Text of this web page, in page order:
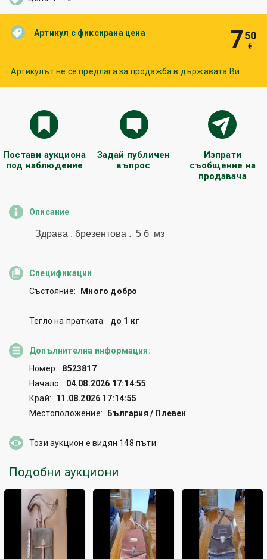
Артикул с фиксирана цена 750
€
Артикулът не се предлага за продажба в държавата Ви.
Постави аукциона
под наблюдение
Задай публичен
въпрос
Изпрати
съобщение на
продавача
Описание
Спецификации
Състояние:
Много добро
Тегло на пратката: до 1 кг
Допълнителна информация:
Номер:
8523817
Начало:
04.08.2026 17:14:55
Край:
11.08.2026 17:14:55
Местоположение:
България / Плевен
Този аукцион е видян 148 пъти
Подобни аукциони